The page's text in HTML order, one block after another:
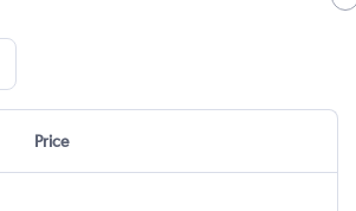
Price